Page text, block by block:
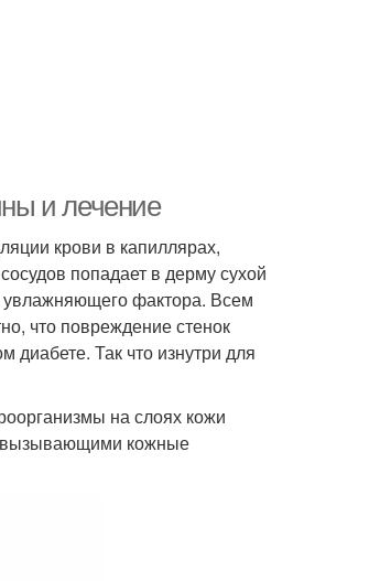
и лечение
крови в капиллярах,
попадает в дерму сухой
увлажняющего фактора. Всем
что повреждение стенок
Так что изнутри для
на слоях кожи
вызывающими кожные